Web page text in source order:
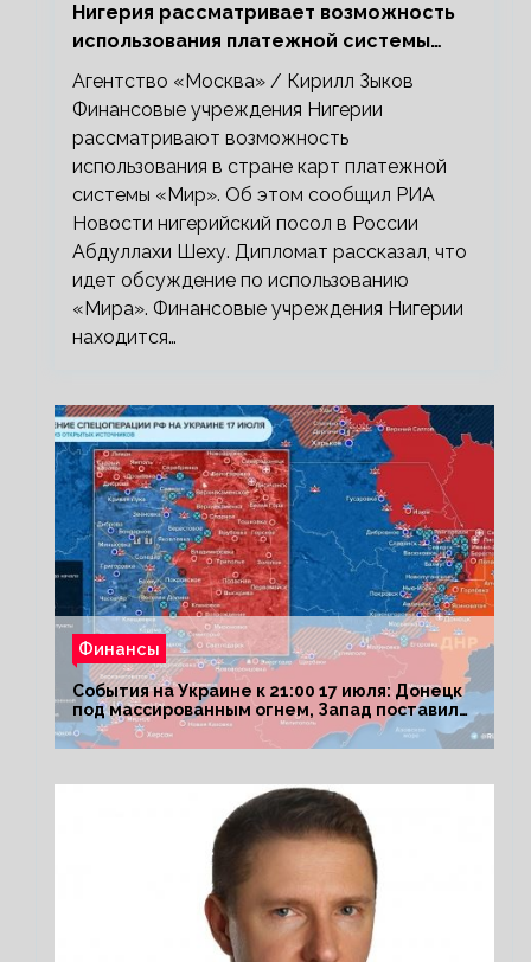
Нигерия рассматривает возможность
использования платежной системы
«Мир»
Агентство «Москва» / Кирилл Зыков
Финансовые учреждения Нигерии
рассматривают возможность
использования в стране карт платежной
системы «Мир». Об этом сообщил РИА
Новости нигерийский посол в России
Абдуллахи Шеху. Дипломат рассказал, что
идет обсуждение по использованию
«Мира». Финансовые учреждения Нигерии
находится…
Финансы
События на Украине к 21:00 17 июля: Донецк
под массированным огнем, Запад поставил
Киеву ультиматум